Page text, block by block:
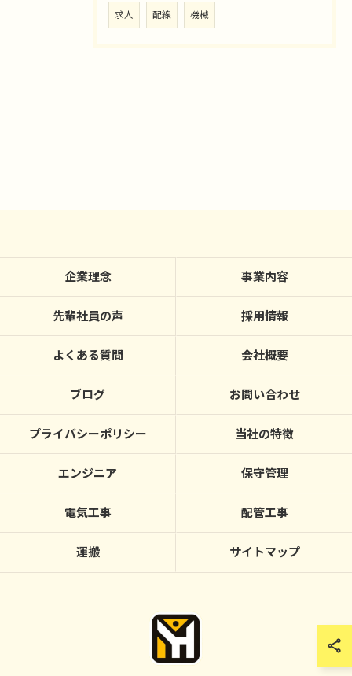
求人 配線 機械
企業理念 事業内容
先輩社員の声 採用情報
よくある質問 会社概要
ブログ お問い合わせ
プライバシーポリシー 当社の特徴
エンジニア 保守管理
電気工事 配管工事
運搬 サイトマップ